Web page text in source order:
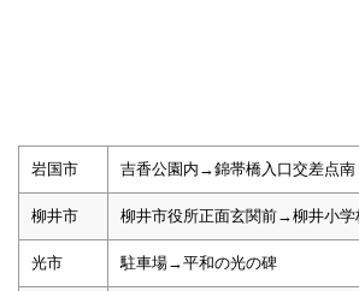
岩国市 吉香公園内→錦帯橋入口交差点南
柳井市 柳井市役所正面玄関前→柳井小学
光市 駐車場→平和の光の碑